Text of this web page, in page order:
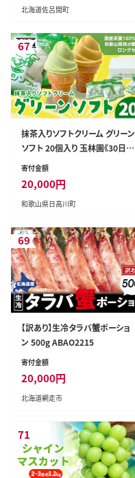
北海道佐呂間町
67
抹茶入りソフトクリーム グリーン
ソフト 20個入り 玉林園《30日以
内に出荷予定(土日祝除く)》 和
フトクリーム アイス スイーツ 20
個 冷凍 送料無料---wshg_fgyr
寄付金額
20,000円
和歌山県日高川町
69
【訳あり】生冷タラバ蟹ポーショ
ン 500g ABAO2215
寄付金額
20,000円
北海道網走市
71